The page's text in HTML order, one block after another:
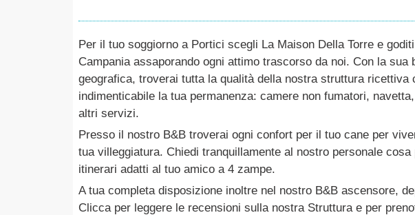
Per il tuo soggiorno a Portici scegli La Maison Della Torre e
Campania assaporando ogni attimo trascorso da noi. Con la sua
geografica, troverai tutta la qualità della nostra struttura ricettiva
indimenticabile la tua permanenza: camere non fumatori,
altri servizi.
Presso il nostro B&B troverai ogni confort per il tuo cane per
tua villeggiatura. Chiedi tranquillamente al nostro personale
itinerari adatti al tuo amico a 4 zampe.
A tua completa disposizione inoltre nel nostro B&B ascensore,
Clicca per leggere le recensioni sulla nostra Struttura e per